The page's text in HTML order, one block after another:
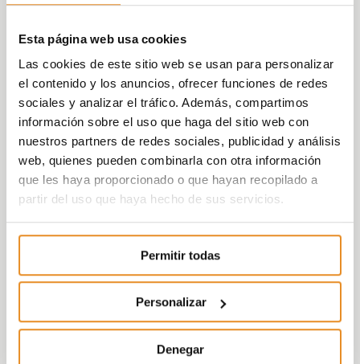
Esta página web usa cookies
Las cookies de este sitio web se usan para personalizar
el contenido y los anuncios, ofrecer funciones de redes
sociales y analizar el tráfico. Además, compartimos
información sobre el uso que haga del sitio web con
nuestros partners de redes sociales, publicidad y análisis
web, quienes pueden combinarla con otra información
que les haya proporcionado o que hayan recopilado a
partir del uso que haya hecho de sus servicios.
Permitir todas
Personalizar
Denegar